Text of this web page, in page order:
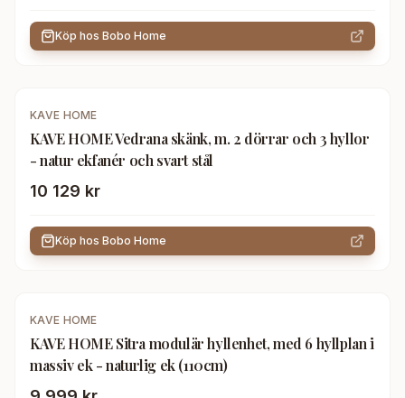
Köp hos Bobo Home
KAVE HOME
KAVE HOME Vedrana skänk, m. 2 dörrar och 3 hyllor
- natur ekfanér och svart stål
10 129 kr
Köp hos Bobo Home
KAVE HOME
KAVE HOME Sitra modulär hyllenhet, med 6 hyllplan i
massiv ek - naturlig ek (110cm)